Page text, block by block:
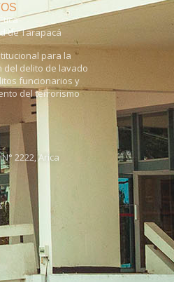
de Tarapacá
para la
del delito de lavado
funcionarios y
del terrorismo
2222, Arica